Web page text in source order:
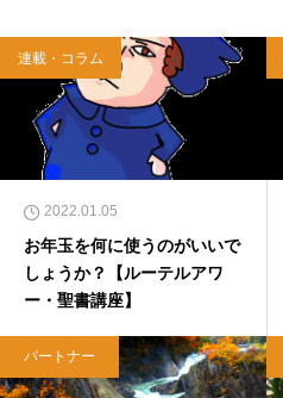
連載・コラム
2022.01.05
お年玉を何に使うのがいいで
しょうか？【ルーテルアワ
ー・聖書講座】
パートナー